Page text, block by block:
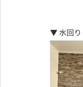
▼ 水回り